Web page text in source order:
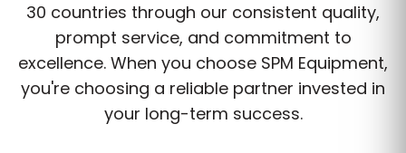
30 countries through our consistent quality,
prompt service, and commitment to
excellence. When you choose SPM Equipment,
you're choosing a reliable partner invested in
your long-term success.